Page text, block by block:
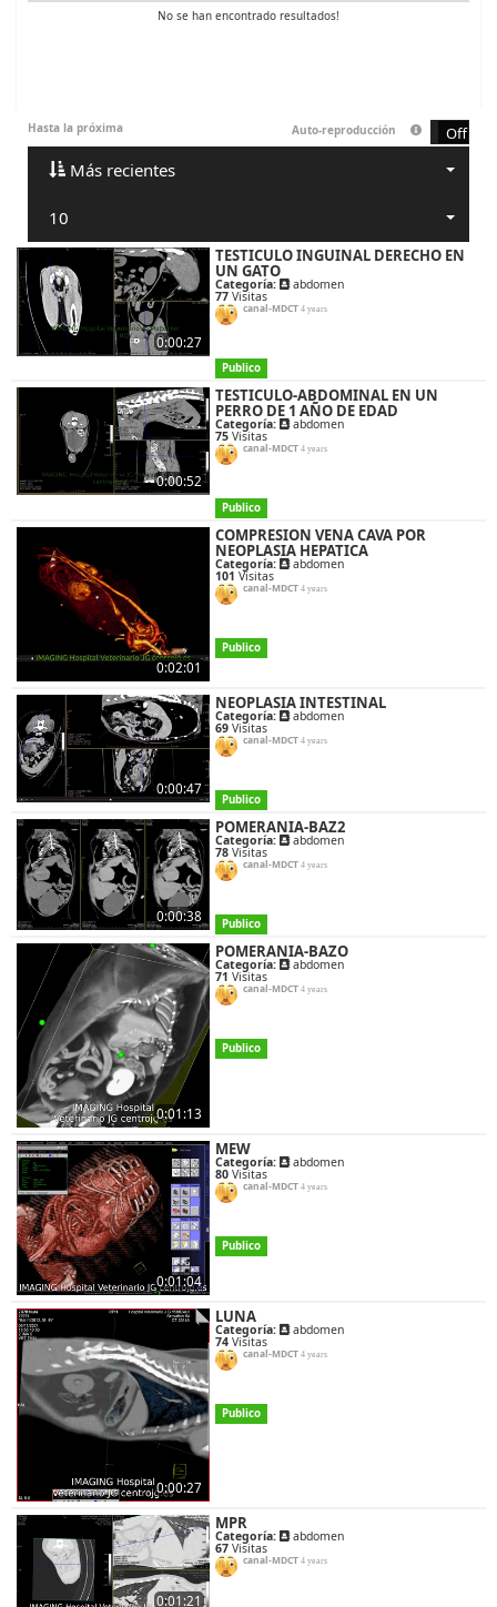
No se han encontrado resultados!
Hasta la próxima Auto-reproducción On Off
Más recientes
10
0:00:27
TESTICULO INGUINAL DERECHO EN
UN GATO
Categoría: abdomen
77 Visitas
canal-MDCT 4 years
Publico
0:00:52
TESTICULO-ABDOMINAL EN UN
PERRO DE 1 AÑO DE EDAD
Categoría: abdomen
75 Visitas
canal-MDCT 4 years
Publico
0:02:01
COMPRESION VENA CAVA POR
NEOPLASIA HEPATICA
Categoría: abdomen
101 Visitas
canal-MDCT 4 years
Publico
0:00:47
NEOPLASIA INTESTINAL
Categoría: abdomen
69 Visitas
canal-MDCT 4 years
Publico
0:00:38
POMERANIA-BAZ2
Categoría: abdomen
78 Visitas
canal-MDCT 4 years
Publico
0:01:13
POMERANIA-BAZO
Categoría: abdomen
71 Visitas
canal-MDCT 4 years
Publico
0:01:04
MEW
Categoría: abdomen
80 Visitas
canal-MDCT 4 years
Publico
0:00:27
LUNA
Categoría: abdomen
74 Visitas
canal-MDCT 4 years
Publico
0:01:21
MPR
Categoría: abdomen
67 Visitas
canal-MDCT 4 years